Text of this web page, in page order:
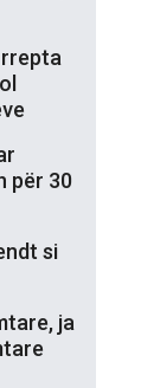
për 30
si
ja